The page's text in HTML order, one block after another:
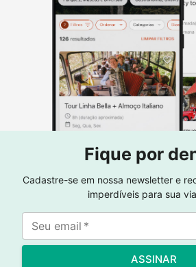
Fique por
Cadastre-se em nossa newsletter e
imperdíveis para sua
Seu email *
ASSINAR